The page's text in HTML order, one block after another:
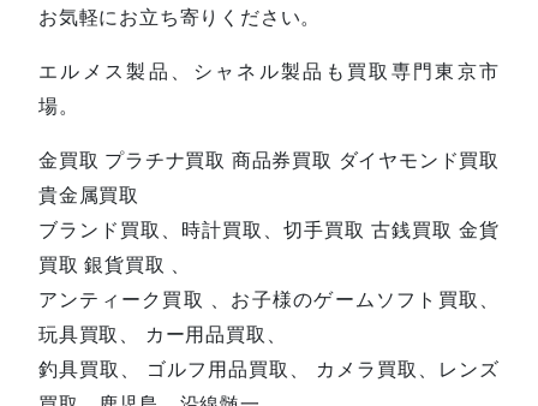
お気軽にお立ち寄りください。
エルメス製品、シャネル製品も買取専門東京市
場。
金買取 プラチナ買取 商品券買取 ダイヤモンド買取
貴金属買取
ブランド買取、時計買取、切手買取 古銭買取 金貨
買取 銀貨買取 、
アンティーク買取 、お子様のゲームソフト買取、
玩具買取、 カー用品買取、
釣具買取、 ゴルフ用品買取、 カメラ買取、レンズ